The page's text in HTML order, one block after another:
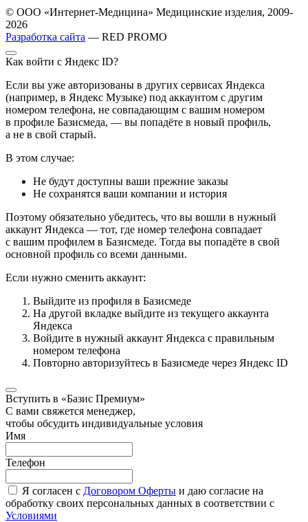
© ООО «Интернет-Медицина» Медицинские изделия, 2009-
2026
Разработка сайта — RED PROMO
Как войти с Яндекс ID?
Если вы уже авторизованы в других сервисах Яндекса
(например, в Яндекс Музыке) под аккаунтом с другим
номером телефона, не совпадающим с вашим номером
в профиле Базисмеда, — вы попадёте в новый профиль,
а не в свой старый.
В этом случае:
Не будут доступны ваши прежние заказы
Не сохранятся ваши компании и история
Поэтому обязательно убедитесь, что вы вошли в нужный
аккаунт Яндекса — тот, где номер телефона совпадает
с вашим профилем в Базисмеде. Тогда вы попадёте в свой
основной профиль со всеми данными.
Если нужно сменить аккаунт:
Выйдите из профиля в Базисмеде
На другой вкладке выйдите из текущего аккаунта
Яндекса
Войдите в нужный аккаунт Яндекса с правильным
номером телефона
Повторно авторизуйтесь в Базисмеде через Яндекс ID
Вступить в «Базис Премиум»
С вами свяжется менеджер,
чтобы обсудить индивидуальные условия
Имя
Телефон
Я согласен с Договором Оферты и даю согласие на
обработку своих персональных данных в соответствии с
Условиями